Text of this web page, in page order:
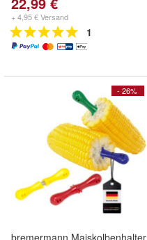
+ 4,95 € Versand
1
- 26%
bremermann Maiskolbenhalter